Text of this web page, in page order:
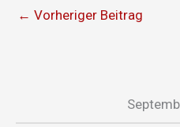
← Vorheriger Beitrag